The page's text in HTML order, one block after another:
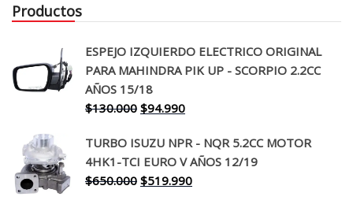
Productos
ESPEJO IZQUIERDO ELECTRICO ORIGINAL
PARA MAHINDRA PIK UP - SCORPIO 2.2CC
AÑOS 15/18
$130.000 El
original
era:
$130.000.
$94.990El
actual
es:
$94.990.
TURBO ISUZU NPR - NQR 5.2CC MOTOR
4HK1-TCI EURO V AÑOS 12/19
$650.000 El
$519.990El